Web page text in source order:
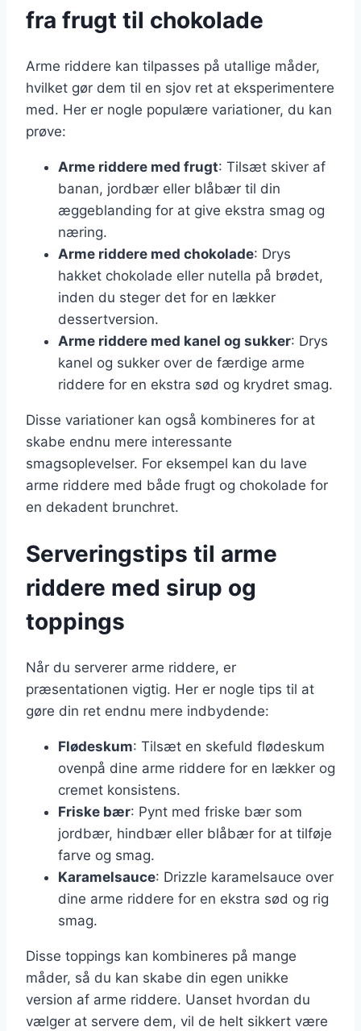
fra frugt til chokolade
Arme riddere kan tilpasses på utallige måder,
hvilket gør dem til en sjov ret at eksperimentere
med. Her er nogle populære variationer, du kan
prøve:
Arme riddere med frugt: Tilsæt skiver af
banan, jordbær eller blåbær til din
æggeblanding for at give ekstra smag og
næring.
Arme riddere med chokolade: Drys
hakket chokolade eller nutella på brødet,
inden du steger det for en lækker
dessertversion.
Arme riddere med kanel og sukker: Drys
kanel og sukker over de færdige arme
riddere for en ekstra sød og krydret smag.
Disse variationer kan også kombineres for at
skabe endnu mere interessante
smagsoplevelser. For eksempel kan du lave
arme riddere med både frugt og chokolade for
en dekadent brunchret.
Serveringstips til arme
riddere med sirup og
toppings
Når du serverer arme riddere, er
præsentationen vigtig. Her er nogle tips til at
gøre din ret endnu mere indbydende:
Flødeskum: Tilsæt en skefuld flødeskum
ovenpå dine arme riddere for en lækker og
cremet konsistens.
Friske bær: Pynt med friske bær som
jordbær, hindbær eller blåbær for at tilføje
farve og smag.
Karamelsauce: Drizzle karamelsauce over
dine arme riddere for en ekstra sød og rig
smag.
Disse toppings kan kombineres på mange
måder, så du kan skabe din egen unikke
version af arme riddere. Uanset hvordan du
vælger at servere dem, vil de helt sikkert være